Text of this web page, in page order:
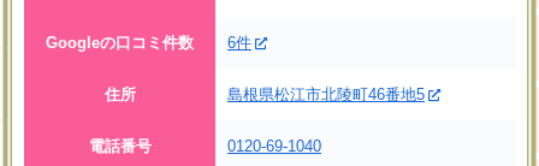
Googleの口コミ件数 6件
住所 島根県松江市北陵町46番地5
電話番号 0120-69-1040